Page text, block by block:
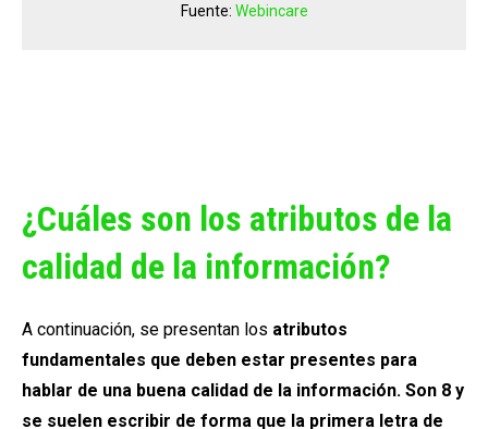
Fuente: Webincare
¿Cuáles son los atributos de la
calidad de la información?
A continuación, se presentan los atributos
fundamentales que deben estar presentes para
hablar de una buena calidad de la información. Son 8 y
se suelen escribir de forma que la primera letra de